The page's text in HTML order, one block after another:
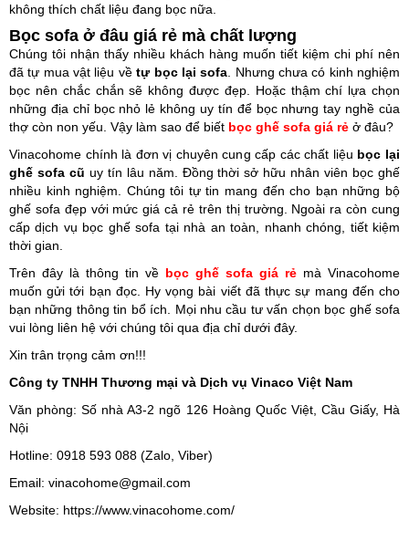
không thích chất liệu đang bọc nữa.
Bọc sofa ở đâu giá rẻ mà chất lượng
Chúng tôi nhận thấy nhiều khách hàng muốn tiết kiệm chi phí nên
đã tự mua vật liệu vềtự bọc lại sofa. Nhưng chưa có kinh nghiệm
bọc nên chắc chắn sẽ không được đẹp. Hoặc thậm chí lựa chọn
những địa chỉ bọc nhỏ lẻ không uy tín để bọc nhưng tay nghề của
thợ còn non yếu. Vậy làm sao để biết bọc ghế sofa giá rẻ ở đâu?
Vinacohome chính là đơn vị chuyên cung cấp các chất liệu bọc lại
ghế sofa cũ uy tín lâu năm. Đồng thời sở hữu nhân viên bọc ghế
nhiều kinh nghiệm. Chúng tôi tự tin mang đến cho bạn những bộ
ghế sofa đẹp với mức giá cả rẻ trên thị trường. Ngoài ra còn cung
cấp dịch vụ bọc ghế sofa tại nhà an toàn, nhanh chóng, tiết kiệm
thời gian.
Trên đây là thông tin về bọc ghế sofa giá rẻ mà Vinacohome
muốn gửi tới bạn đọc. Hy vọng bài viết đã thực sự mang đến cho
bạn những thông tin bổ ích. Mọi nhu cầu tư vấn chọn bọc ghế sofa
vui lòng liên hệ với chúng tôi qua địa chỉ dưới đây.
Xin trân trọng cảm ơn!!!
Công ty TNHH Thương mại và Dịch vụ Vinaco Việt Nam
Văn phòng: Số nhà A3-2 ngõ 126 Hoàng Quốc Việt, Cầu Giấy, Hà
Nội
Hotline: 0918 593 088 (Zalo, Viber)
Email: vinacohome@gmail.com
Website: https://www.vinacohome.com/